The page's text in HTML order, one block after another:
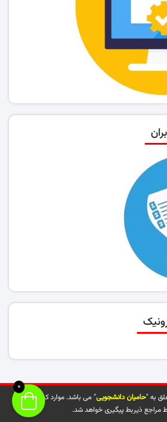
به "حامیان دانشجویی" می باشد. موارد کپی شده از
مراجع ذیربط پیگیری خواهد شد.
0